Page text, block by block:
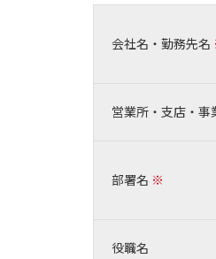
会社名・勤務先名
営業所・支店・事
部署名 ※
役職名